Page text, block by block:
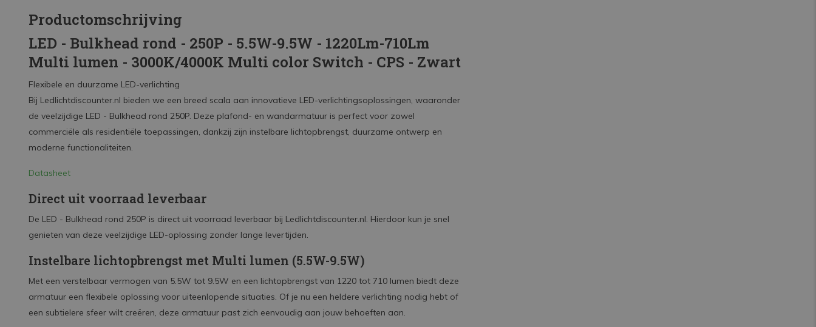
Productomschrijving
LED - Bulkhead rond - 250P - 5.5W-9.5W - 1220Lm-710Lm
Multi lumen - 3000K/4000K Multi color Switch - CPS - Zwart
Flexibele en duurzame LED-verlichting
Bij Ledlichtdiscounter.nl bieden we een breed scala aan innovatieve LED-verlichtingsoplossingen, waaronder
de veelzijdige LED - Bulkhead rond 250P. Deze plafond- en wandarmatuur is perfect voor zowel
commerciële als residentiële toepassingen, dankzij zijn instelbare lichtopbrengst, duurzame ontwerp en
moderne functionaliteiten.
Datasheet
Direct uit voorraad leverbaar
De LED - Bulkhead rond 250P is direct uit voorraad leverbaar bij Ledlichtdiscounter.nl. Hierdoor kun je snel
genieten van deze veelzijdige LED-oplossing zonder lange levertijden.
Instelbare lichtopbrengst met Multi lumen (5.5W-9.5W)
Met een verstelbaar vermogen van 5.5W tot 9.5W en een lichtopbrengst van 1220 tot 710 lumen biedt deze
armatuur een flexibele oplossing voor uiteenlopende situaties. Of je nu een heldere verlichting nodig hebt of
een subtielere sfeer wilt creëren, deze armatuur past zich eenvoudig aan jouw behoeften aan.